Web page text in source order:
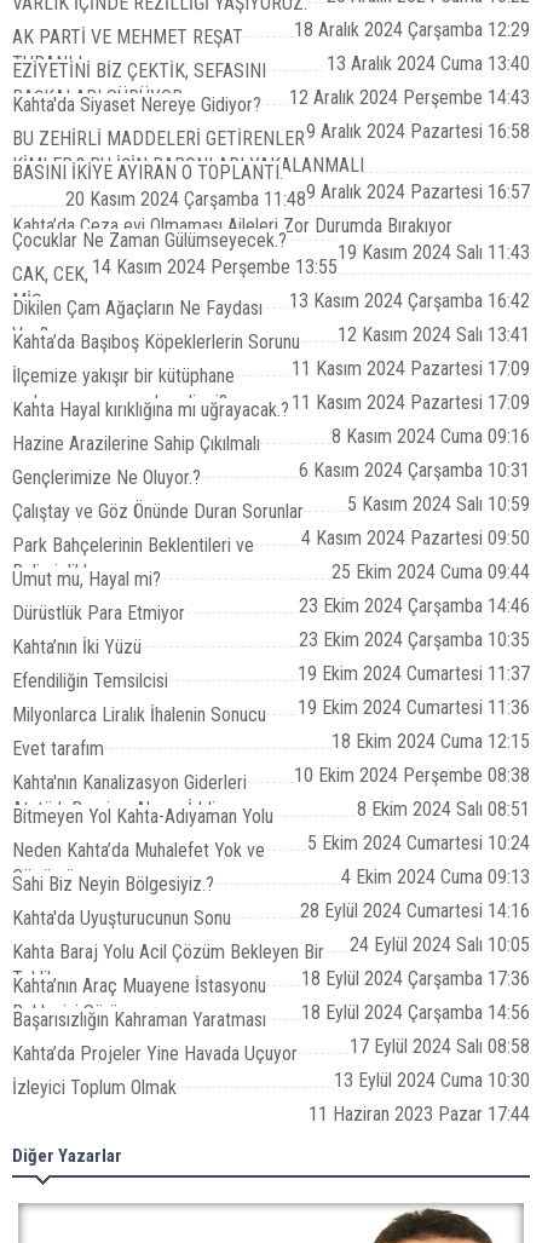
18 Aralık 2024 Çarşamba 12:29
AK PARTİ VE MEHMET REŞAT
TURANLI
13 Aralık 2024 Cuma 13:40
EZİYETİNİ BİZ ÇEKTİK, SEFASINI
BAŞKALARI SÜRÜYOR
12 Aralık 2024 Perşembe 14:43
Kahta'da Siyaset Nereye Gidiyor?
9 Aralık 2024 Pazartesi 16:58
BU ZEHİRLİ MADDELERİ GETİRENLER
KİMLER.? BU İŞİN BARONLARI YAKALANMALI
9 Aralık 2024 Pazartesi 16:57
BASINI İKİYE AYIRAN O TOPLANTI.
20 Kasım 2024 Çarşamba 11:48
Kahta’da Ceza evi Olmaması Aileleri Zor Durumda Bırakıyor
19 Kasım 2024 Salı 11:43
Çocuklar Ne Zaman Gülümseyecek.?
14 Kasım 2024 Perşembe 13:55
CAK, CEK,
MİŞ.
13 Kasım 2024 Çarşamba 16:42
Dikilen Çam Ağaçların Ne Faydası
Var.?
12 Kasım 2024 Salı 13:41
Kahta’da Başıboş Köpeklerlerin Sorunu
11 Kasım 2024 Pazartesi 17:09
İlçemize yakışır bir kütüphane
açılması zamanı gelmedi mi?
11 Kasım 2024 Pazartesi 17:09
Kahta Hayal kırıklığına mı uğrayacak.?
8 Kasım 2024 Cuma 09:16
Hazine Arazilerine Sahip Çıkılmalı
6 Kasım 2024 Çarşamba 10:31
Gençlerimize Ne Oluyor.?
5 Kasım 2024 Salı 10:59
Çalıştay ve Göz Önünde Duran Sorunlar
4 Kasım 2024 Pazartesi 09:50
Park Bahçelerinin Beklentileri ve
Belirsizlikler
25 Ekim 2024 Cuma 09:44
Umut mu, Hayal mi?
23 Ekim 2024 Çarşamba 14:46
Dürüstlük Para Etmiyor
23 Ekim 2024 Çarşamba 10:35
Kahta’nın İki Yüzü
19 Ekim 2024 Cumartesi 11:37
Efendiliğin Temsilcisi
19 Ekim 2024 Cumartesi 11:36
Milyonlarca Liralık İhalenin Sonucu
18 Ekim 2024 Cuma 12:15
Evet tarafım
10 Ekim 2024 Perşembe 08:38
Kahta'nın Kanalizasyon Giderleri
Atatürk Barajına Akıyor İddiası
8 Ekim 2024 Salı 08:51
Bitmeyen Yol Kahta-Adıyaman Yolu
5 Ekim 2024 Cumartesi 10:24
Neden Kahta’da Muhalefet Yok ve
Çözümü
4 Ekim 2024 Cuma 09:13
Sahi Biz Neyin Bölgesiyiz.?
28 Eylül 2024 Cumartesi 14:16
Kahta'da Uyuşturucunun Sonu
24 Eylül 2024 Salı 10:05
Kahta Baraj Yolu Acil Çözüm Bekleyen Bir
Tehlike
18 Eylül 2024 Çarşamba 17:36
Kahta’nın Araç Muayene İstasyonu
Bekleyişi Sürüyor
18 Eylül 2024 Çarşamba 14:56
Başarısızlığın Kahraman Yaratması
17 Eylül 2024 Salı 08:58
Kahta’da Projeler Yine Havada Uçuyor
13 Eylül 2024 Cuma 10:30
İzleyici Toplum Olmak
11 Haziran 2023 Pazar 17:44
Diğer Yazarlar